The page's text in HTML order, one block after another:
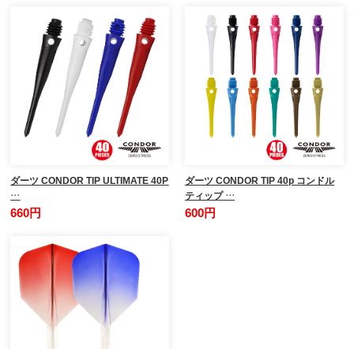
ダーツ CONDOR TIP ULTIMATE 40P
…
660円
ダーツ CONDOR TIP 40p コンドル
ティップ …
600円